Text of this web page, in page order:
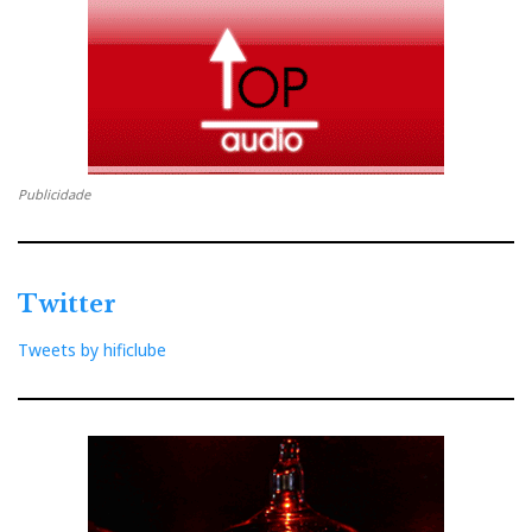
algo irregular, pois a radiação traseira das R8 será no
máximo de 1/4 da radiação frontal.
R8 são filhas das R11 Arreté
Audioshow 2017_ Ole Klifoth exibe orgulhoso as
Publicidade
Twitter
Tweets by hificlube